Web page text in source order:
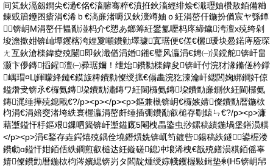
间笂鈥滆劔鐧尖€濄€佲€滀腑骞粹€濆拰鈥滀經绯烩€濈瓑妯欑敖銆備粬
鍊戜篃鑸囨瘡涓€浠ｂ€滈亷渚嗕汉鈥濅竴妯ｏ紝涓嶅仠鍦扮偤宸ヤ綔鐔
锛岄Μ涓嶅仠韫勫湴杩介€愬あ鎯筹紝鐢氳嚦杩庝締鐬洿澶х殑绔剁
埈澹撳姏锛屾墰钁楁洿娌夐噸鐨勭墿璩寘琚便€傞€欐瑗块惖鍩庤厱琛
ㄤ互鈥滄檪鍏夌殑闄即鈥濈偤涓婚鎺€璧风灜涓€娉㈠洖鎲舵锛屽畠
灏卞儚鏄搯鍟澶㈠彛琚嬭！绁炲鐨勬檪鍏夋锛屽付浣犲湪鏅傞枔鐣
嵎瑁¤Ц鍕曚綘鏈€鏌旇粺鐨勬儏绶掋€傝畵浣犵湅瀹屽緦閭婅綁鐧奸倞
鎰熸叏锛氶€欏氨鏄垜鐨勯潚鏄ワ紝閫欏氨鏄垜鐨勯亷鍘伙紝閫欏氨
鏄浘缍撶殑鎴戙€?/p><p></p><p>鏂兼槸锛岄€欏嫉婧儏鐨勯暦鍦栨
枃涓€涓婄窔渚垮紩寰楃灜涓嶅皯缍插弸鐨勫叡槌存劅鎱ㄣ€?/p><p>濂
藉壍鎰忓杽鏂艰鏁呬簨锛屽壍鎰廐5閹栧畾鍌虫挱鏍稿績鍦堝堡鐥涢粸
</p><p>涓€鍫存垚鍔熺殑鍝佺墝鐕熼姺锛屼笉鍍呰鍚稿紩鐩鍙楃溇
鐨勮ɑ鎰忓姏銆佸紩鐧煎叡槌达紝鏇磋鎴冲埌浠栧€戠殑鐥涢粸銆傜辜
婧儏鐨勯暦鍦栨枃涔嬪緦锛岃タ閻靛煄绶婃帴钁楃敤鍓垫剰H5锛岄帠